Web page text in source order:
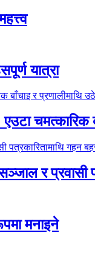
यात्रा
एउटा
र प्रवासी
मनाइने